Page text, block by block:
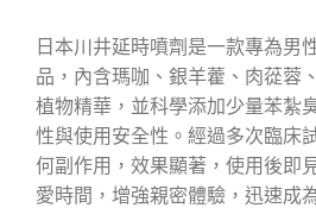
日本川井延時噴劑是一款專為男
品，內含瑪咖、銀羊藿、肉蓯蓉
植物精華，並科學添加少量苯紮
性與使用安全性。經過多次臨床
何副作用，效果顯著，使用後即
愛時間，增強親密體驗，迅速成